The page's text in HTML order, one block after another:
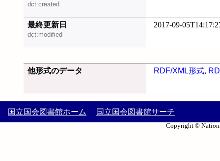
dct:created
最終更新日
dct:modified
2017-09-
他形式のデータ RDF/XML形式,
国立国会図書館ホーム 国立国会図書館サーチ
Copyright ©